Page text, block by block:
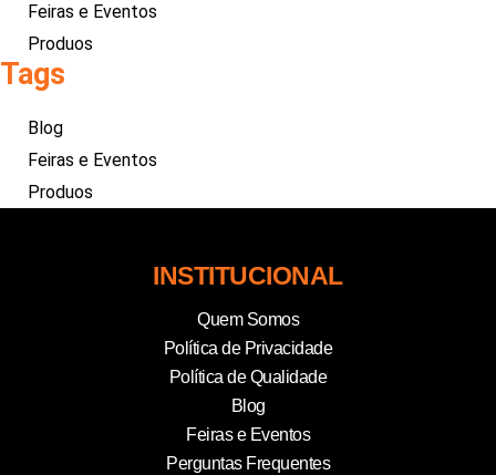
Feiras e Eventos
Produos
Tags
Blog
Feiras e Eventos
Produos
INSTITUCIONAL
Quem Somos
Política de Privacidade
Política de Qualidade
Blog
Feiras e Eventos
Perguntas Frequentes